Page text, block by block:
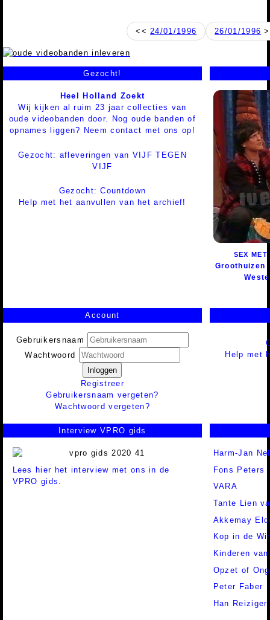
<<24/01/1996 26/01/1996
Gezocht!
Heel Holland Zoekt
Wij kijken al ruim 23 jaar collecties van
oude videobanden door. Nog oude banden of
opnames liggen? Neem contact met ons op!
Gezocht: afleveringen van VIJF TEGEN
VIJF
Gezocht: Countdown
Help met het aanvullen van het archief!
SEX
Groothuizen
Account
Gebruikersnaam
Wachtwoord
Inloggen
Registreer
Gebruikersnaam vergeten?
Wachtwoord vergeten?
Help met
Interview VPRO gids
Lees hier het interview met ons in de
VPRO gids.
Harm-Jan
Fons Peters
VARA
Tante Lien
Akkemay
Kop in de
Kinderen
Opzet of
Peter Faber
Han Reiziger